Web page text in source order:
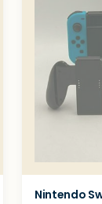
Nintendo